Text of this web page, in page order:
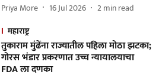
Priya More 16 Jul 2026 2min read
महाराष्ट्र
तुकाराम मुंढेंना राज्यातील पहिला मोठा झटका;
गोरस भंडार प्रकरणात उच्च न्यायालयाचा
FDA ला दणका